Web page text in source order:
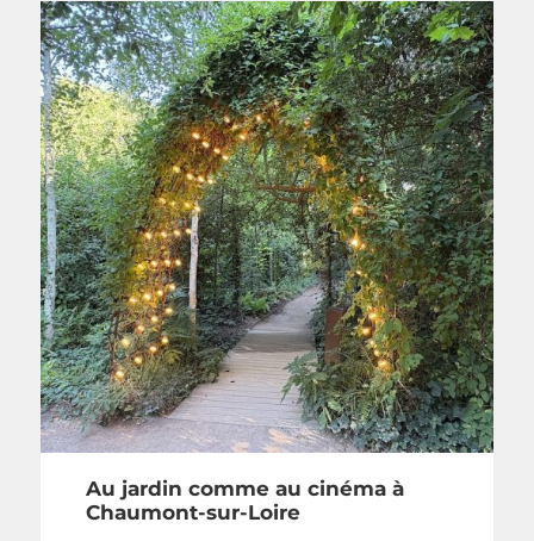
Au jardin comme au cinéma à
Chaumont-sur-Loire